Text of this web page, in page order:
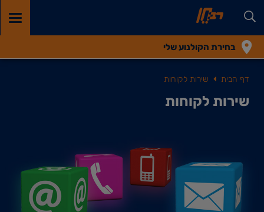
בחירת הקולנוע שלי
דף הבית שירות לקוחות
שירות לקוחות